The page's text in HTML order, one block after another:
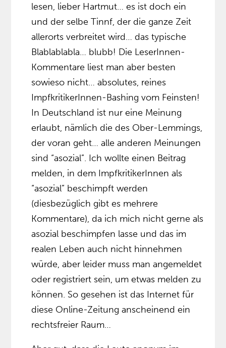
lesen, lieber Hartmut… es ist doch ein
und der selbe Tinnf, der die ganze Zeit
allerorts verbreitet wird… das typische
Blablablabla… blubb! Die LeserInnen-
Kommentare liest man aber besten
sowieso nicht… absolutes, reines
ImpfkritikerInnen-Bashing vom Feinsten!
In Deutschland ist nur eine Meinung
erlaubt, nämlich die des Ober-Lemmings,
der voran geht… alle anderen Meinungen
sind “asozial”. Ich wollte einen Beitrag
melden, in dem ImpfkritikerInnen als
“asozial” beschimpft werden
(diesbezüglich gibt es mehrere
Kommentare), da ich mich nicht gerne als
asozial beschimpfen lasse und das im
realen Leben auch nicht hinnehmen
würde, aber leider muss man angemeldet
oder registriert sein, um etwas melden zu
können. So gesehen ist das Internet für
diese Online-Zeitung anscheinend ein
rechtsfreier Raum…